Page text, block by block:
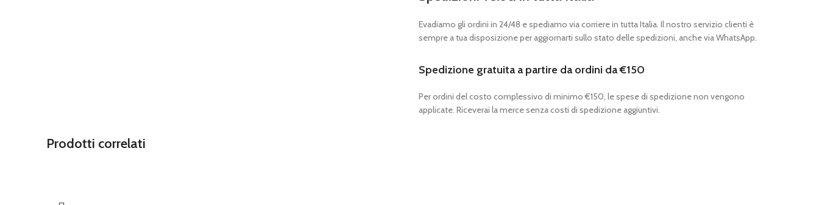
Evadiamo gli ordini in 24/48 e spediamo via corriere in tutta Italia. Il nostro servizio clienti è
sempre a tua disposizione per aggiornarti sullo stato delle spedizioni, anche via WhatsApp.
Spedizione gratuita a partire da ordini da €150
Per ordini del costo complessivo di minimo €150, le spese di spedizione non vengono
applicate. Riceverai la merce senza costi di spedizione aggiuntivi.
Prodotti correlati